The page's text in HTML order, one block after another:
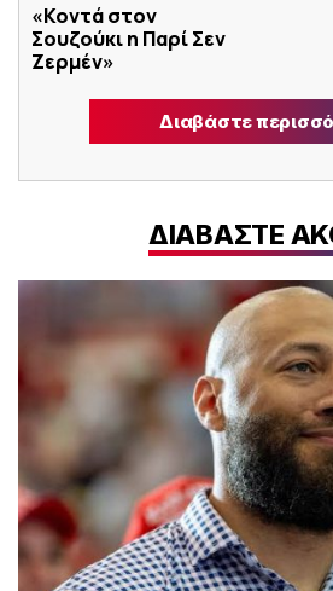
«Κοντά στον
Σουζούκι η Παρί Σεν
Ζερμέν»
Διαβάστε
ΔΙΑΒΑΣΤΕ